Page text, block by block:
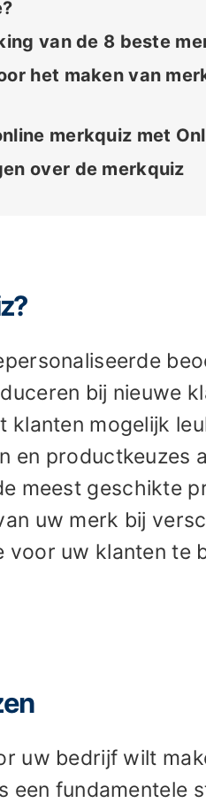
van de 8 beste
het maken van
merkquiz met
over de merkquiz
bij nieuwe
klanten mogelijk
en productkeuzes
meest geschikte
uw merk bij
voor uw klanten te
uw bedrijf wilt
een fundamentele